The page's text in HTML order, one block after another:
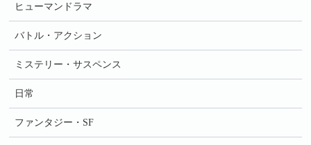
ヒューマンドラマ
バトル・アクション
ミステリー・サスペンス
日常
ファンタジー・SF